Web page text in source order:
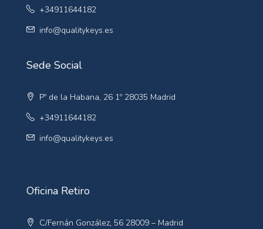
+34911644182
info@qualitykeys.es
Sede Social
Pº de la Habana, 26 1º 28035 Madrid
+34911644182
info@qualitykeys.es
Oficina Retiro
C/Fernán González, 56 28009 – Madrid